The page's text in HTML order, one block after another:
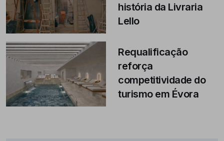
história da Livraria
Lello
Requalificação
reforça
competitividade do
turismo em Évora